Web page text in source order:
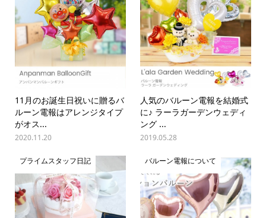
11月のお誕生日祝いに贈るバ
ルーン電報はアレンジタイプ
がオス...
2020.11.20
人気のバルーン電報を結婚式
に♪ ラーラガーデンウェディ
ング ...
2019.05.28
プライムスタッフ日記 バルーン電報について